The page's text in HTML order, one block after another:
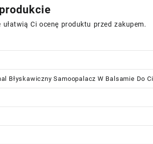
Ci ocenę produktu przed zakupem.
Błyskawiczny Samoopalacz W Balsamie Do